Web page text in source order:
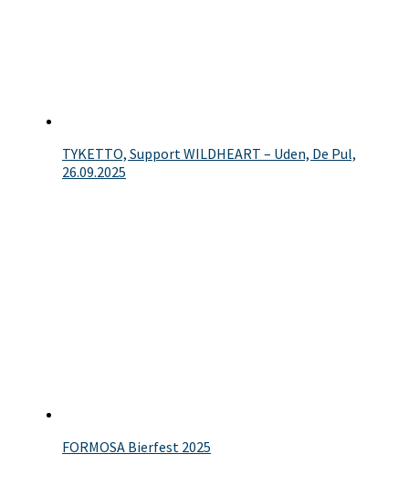
TYKETTO, Support WILDHEART – Uden, De Pul,
26.09.2025
FORMOSA Bierfest 2025